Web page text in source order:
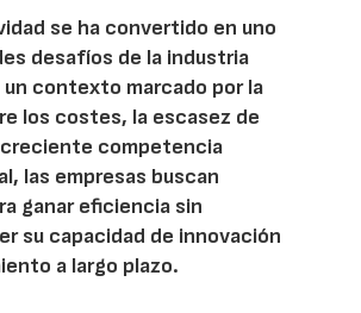
se ha convertido en uno
desafíos de la industria
un contexto marcado por la
los costes, la escasez de
competencia
las empresas buscan
ganar eficiencia sin
su capacidad de innovación
a largo plazo.